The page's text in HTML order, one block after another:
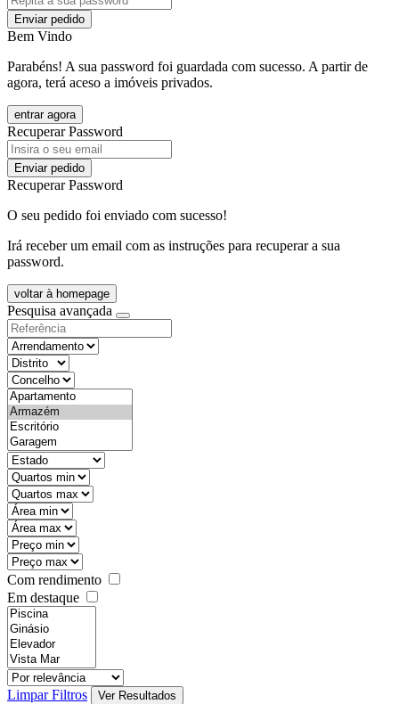
Enviar pedido
Bem Vindo
Parabéns! A sua password foi guardada com sucesso. A partir de
agora, terá aceso a imóveis privados.
entrar agora
Recuperar Password
Enviar pedido
Recuperar Password
O seu pedido foi enviado com sucesso!
Irá receber um email com as instruções para recuperar a sua
password.
voltar à homepage
Pesquisa avançada
Com rendimento
Em destaque
Limpar Filtros Ver Resultados